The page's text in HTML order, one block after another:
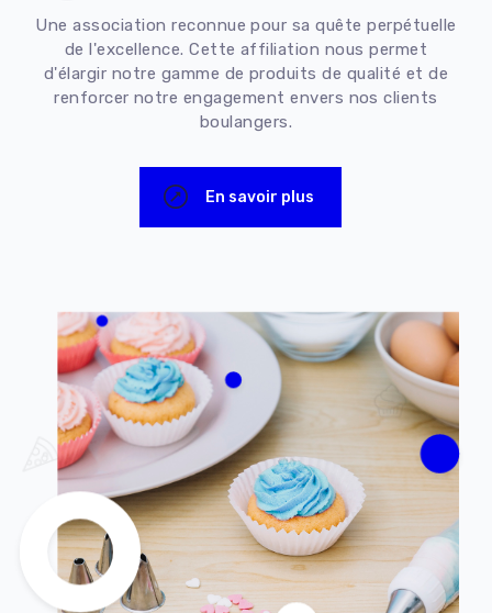
Une association reconnue pour sa quête perpétuelle
de l'excellence. Cette affiliation nous permet
d'élargir notre gamme de produits de qualité et de
renforcer notre engagement envers nos clients
boulangers.
En savoir plus